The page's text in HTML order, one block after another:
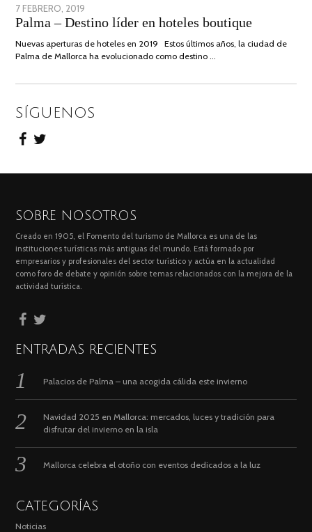
POSTED
ON
7 FEBRERO, 2019
JUNIO,
Palma – Destino líder en hoteles boutique
Nuevas aperturas de hoteles en 2019 Estos últimos años, la ciudad de
Palma de Mallorca ha evolucionado como destino …
SÍGUENOS
SOBRE NOSOTROS
Creado en 1905, el Fomento del turismo de Mallorca es una de las
instituciones turísticas más antiguas del mundo. Está formado por
empresarios y profesionales del sector turístico y actúa en la actualidad
como foro de debate y opinión sobre temas relacionados con la mejora de la
actividad turística.
ENTRADAS RECIENTES
Palacios de Palma – una acogida cálida este invierno
Navidad 2025 en Mallorca: mercados, luces y tradición para
disfrutar del invierno en la isla
Mallorca celebra el otoño con eventos dedicados a la luz
CATEGORÍAS
Noticias